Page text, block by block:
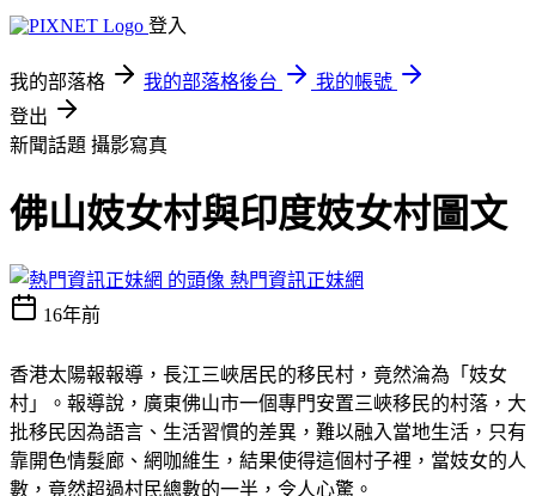
登入
我的部落格 我的部落格後台
我的帳號
登出
新聞話題 攝影寫真
佛山妓女村與印度妓女村圖文
熱門資訊正妹網
16年前
香港太陽報報導，長江三峽居民的移民村，竟然淪為「妓女
村」。報導說，廣東佛山市一個專門安置三峽移民的村落，大
批移民因為語言、生活習慣的差異，難以融入當地生活，只有
靠開色情髮廊、網咖維生，結果使得這個村子裡，當妓女的人
數，竟然超過村民總數的一半，令人心驚。